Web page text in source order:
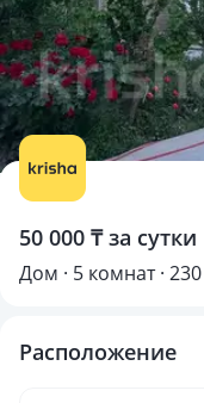
50 000 ₸ за сутки
Дом · 5 комнат ·
Расположение